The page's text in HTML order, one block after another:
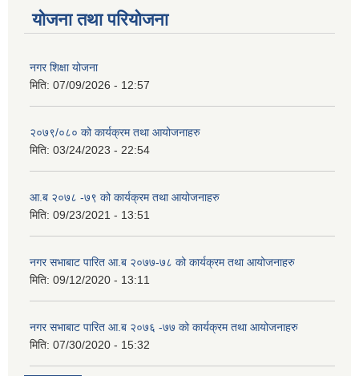
योजना तथा परियोजना
नगर शिक्षा योजना
मिति: 07/09/2026 - 12:57
२०७९/०८० को कार्यक्रम तथा आयोजनाहरु
मिति: 03/24/2023 - 22:54
आ.ब २०७८ -७९ को कार्यक्रम तथा आयोजनाहरु
मिति: 09/23/2021 - 13:51
नगर सभाबाट पारित आ.ब २०७७-७८ को कार्यक्रम तथा आयोजनाहरु
मिति: 09/12/2020 - 13:11
नगर सभाबाट पारित आ.ब २०७६ -७७ को कार्यक्रम तथा आयोजनाहरु
मिति: 07/30/2020 - 15:32